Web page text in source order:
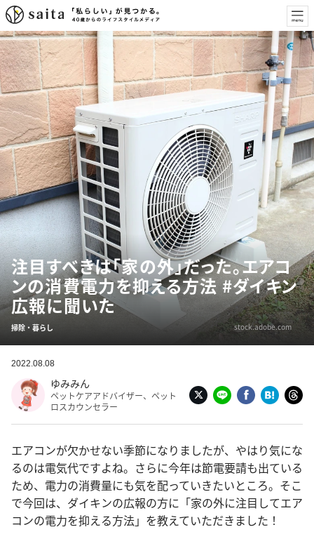
注目すべきは「家の外」だった。エアコ
ンの消費電力を抑える方法 #ダイキン
広報に聞いた
掃除・暮らし stock.adobe.com
2022.08.08
ゆみみん
ペットケアアドバイザー、ペット
ロスカウンセラー
エアコンが欠かせない季節になりましたが、やはり気にな
るのは電気代ですよね。さらに今年は節電要請も出ている
ため、電力の消費量にも気を配っていきたいところ。そこ
で今回は、ダイキンの広報の方に「家の外に注目してエア
コンの電力を抑える方法」を教えていただきました！